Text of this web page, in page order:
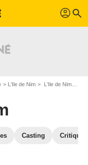
profil search
L'Ile de Nim L'Ile de Nim en DVD Blu Ray
Casting